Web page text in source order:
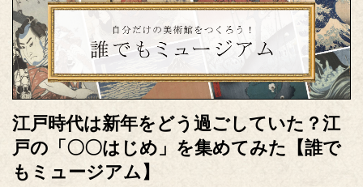
江戸時代は新年をどう過ごしていた？江
戸の「〇〇はじめ」を集めてみた【誰で
もミュージアム】